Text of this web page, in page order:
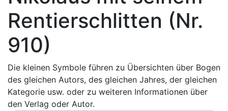
Rentierschlitten (Nr.
910)
Die kleinen Symbole führen zu Übersichten über Bogen
des gleichen Autors, des gleichen Jahres, der gleichen
Kategorie usw. oder zu weiteren Informationen über
den Verlag oder Autor.